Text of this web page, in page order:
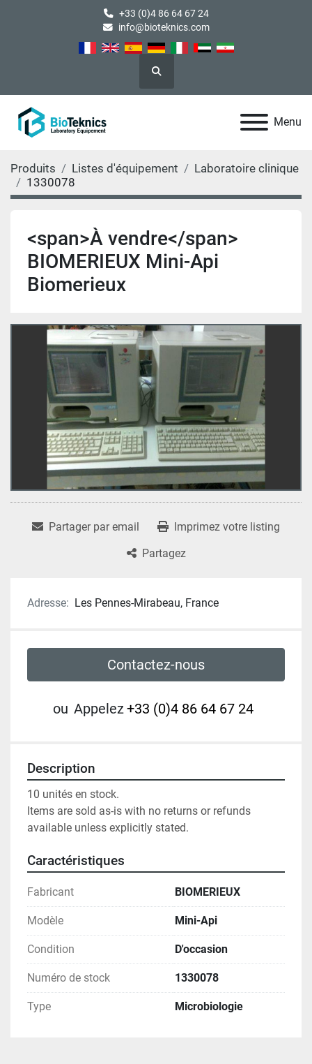
+33 (0)4 86 64 67 24
info@bioteknics.com
Rechercher
Menu
Produits Listes d'équipement
Laboratoire clinique
1330078
<span>À vendre</span>
BIOMERIEUX Mini-Api
Biomerieux
Partager par email
Imprimez votre listing
Partagez
Adresse: Les Pennes-Mirabeau, France
Contactez-nous
ou Appelez+33 (0)4 86 64 67 24
Description
10 unités en stock.
Items are sold as-is with no returns or refunds
available unless explicitly stated.
Caractéristiques
Fabricant BIOMERIEUX
Modèle Mini-Api
Condition D'occasion
Numéro de stock 1330078
Type Microbiologie